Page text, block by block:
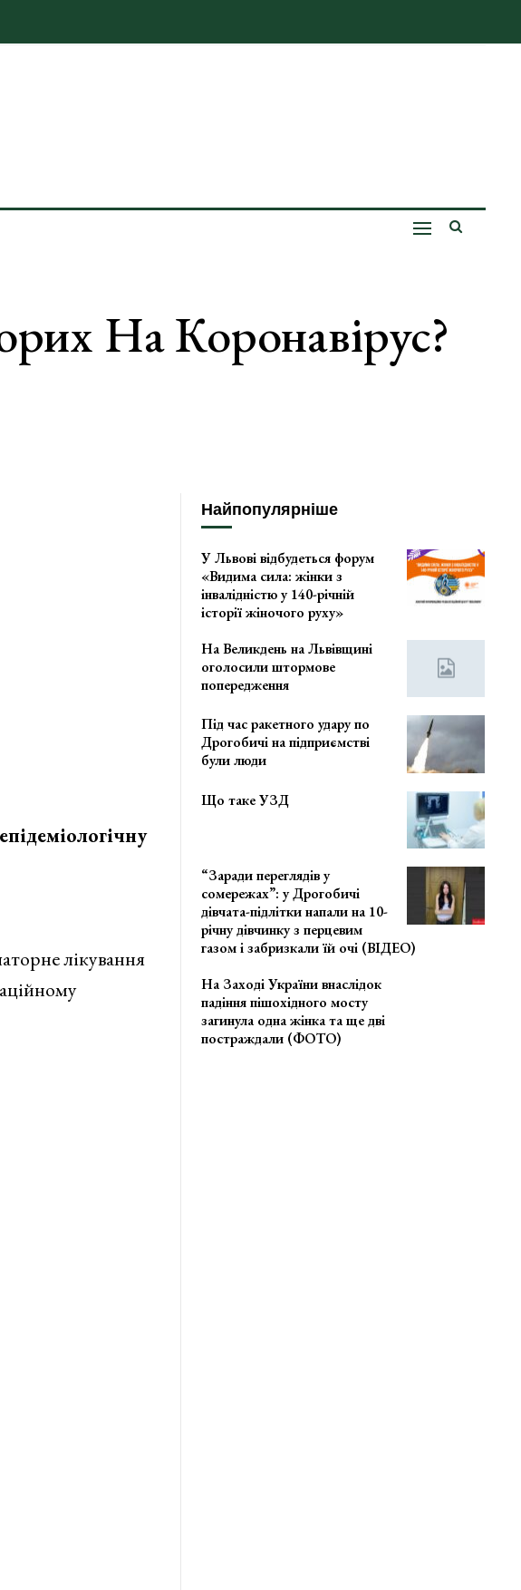
На Коронавірус?
лікування
Найпопулярніше
У Львові відбудеться форум
«Видима сила: жінки з
інвалідністю у 140-річній
історії жіночого руху»
На Великдень на Львівщині
оголосили штормове
попередження
Під час ракетного удару по
Дрогобичі на підприємстві
були люди
Що таке УЗД
“Заради переглядів у
сомережах”: у Дрогобичі
дівчата-підлітки напали на 10-
річну дівчинку з перцевим
газом і забризкали їй очі (ВІДЕО)
На Заході України внаслідок
падіння пішохідного мосту
загинула одна жінка та ще дві
постраждали (ФОТО)